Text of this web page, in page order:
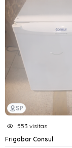
SP
553 visitas
Frigobar Consul